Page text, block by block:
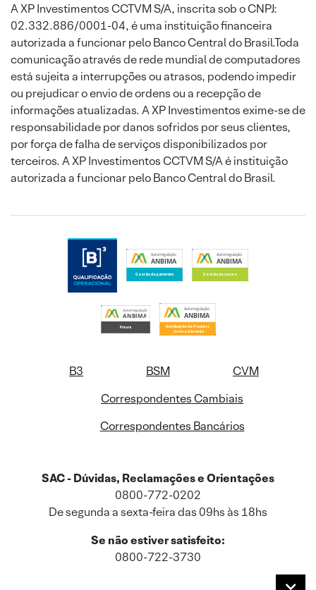
A XP Investimentos CCTVM S/A, inscrita sob o CNPJ:
02.332.886/0001-04, é uma instituição financeira
autorizada a funcionar pelo Banco Central do Brasil.Toda
comunicação através de rede mundial de computadores
está sujeita a interrupções ou atrasos, podendo impedir
ou prejudicar o envio de ordens ou a recepção de
informações atualizadas. A XP Investimentos exime-se de
responsabilidade por danos sofridos por seus clientes,
por força de falha de serviços disponibilizados por
terceiros. A XP Investimentos CCTVM S/A é instituição
autorizada a funcionar pelo Banco Central do Brasil.
B3 BSM
CVM
Correspondentes Cambiais
Correspondentes Bancários
SAC - Dúvidas, Reclamações e Orientações
0800-772-0202
De segunda a sexta-feira das 09hs às 18hs
Se não estiver satisfeito:
0800-722-3730